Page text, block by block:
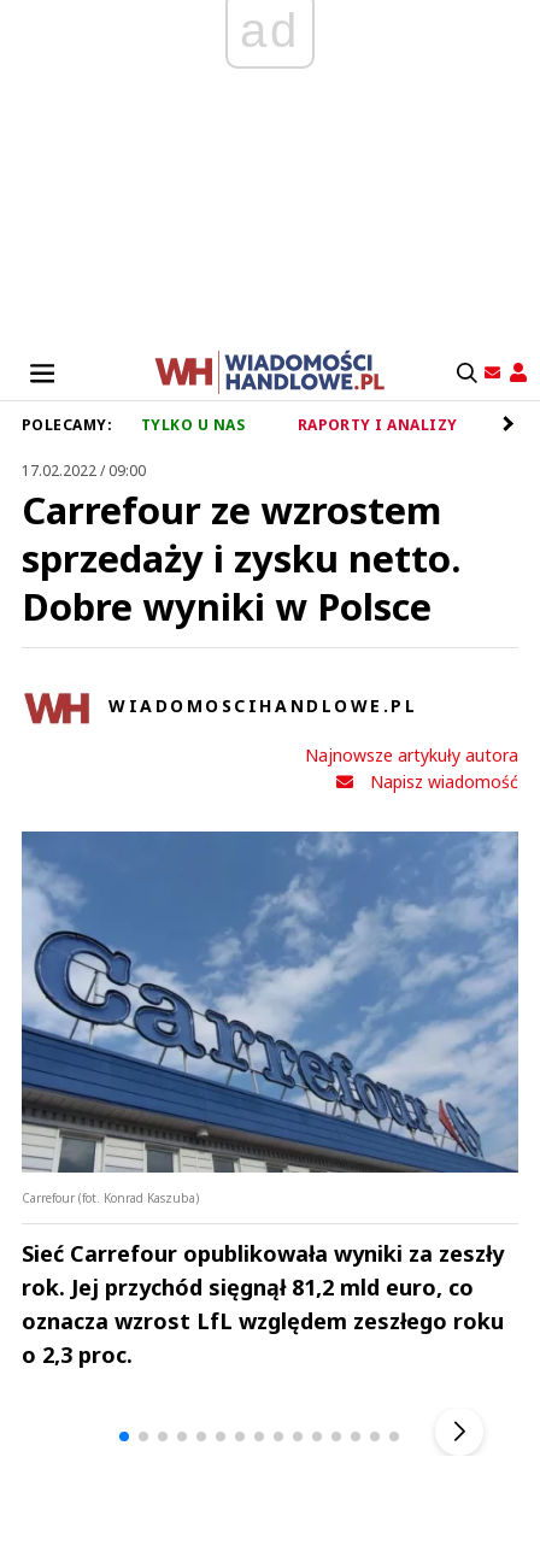
ad
POLECAMY: TYLKO U NAS RAPORTY I ANALIZY
17.02.2022 / 09:00
Carrefour ze wzrostem
sprzedaży i zysku netto.
Dobre wyniki w Polsce
WIADOMOSCIHANDLOWE.PL
Najnowsze artykuły autora
Napisz wiadomość
Carrefour (fot. Konrad Kaszuba)
Sieć Carrefour opublikowała wyniki za zeszły
rok. Jej przychód sięgnął 81,2 mld euro, co
oznacza wzrost LfL względem zeszłego roku
o 2,3 proc.